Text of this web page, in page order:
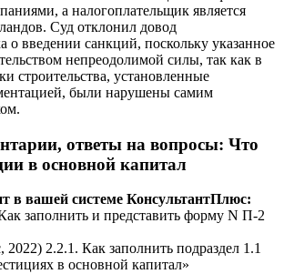
а налогоплательщик является
Суд отклонил довод
о введении санкций, поскольку указанное
непреодолимой силы, так как в
строительства, установленные
были нарушены самим
ответы на вопросы: Что
в основной капитал
в вашей системе КонсультантПлюс:
заполнить и представить форму N П-2
2.2.1. Как заполнить подраздел 1.1
в основной капитал»